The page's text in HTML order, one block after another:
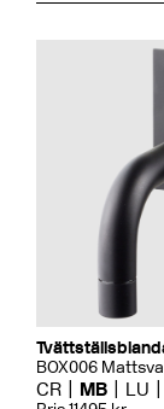
BOX006
CR MB LU